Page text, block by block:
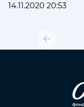
14.11.2020 20:53